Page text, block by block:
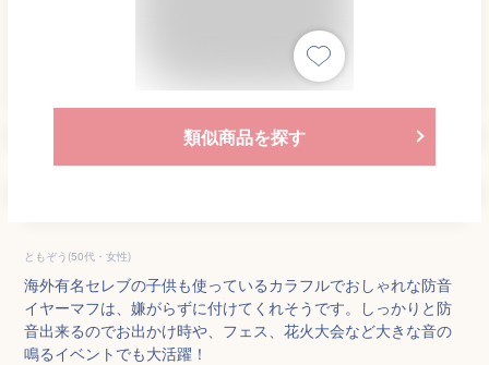
類似商品を探す
ともぞう(50代・女性)
海外有名セレブの子供も使っているカラフルでおしゃれな防音
イヤーマフは、嫌がらずに付けてくれそうです。しっかりと防
音出来るのでお出かけ時や、フェス、花火大会など大きな音の
鳴るイベントでも大活躍！